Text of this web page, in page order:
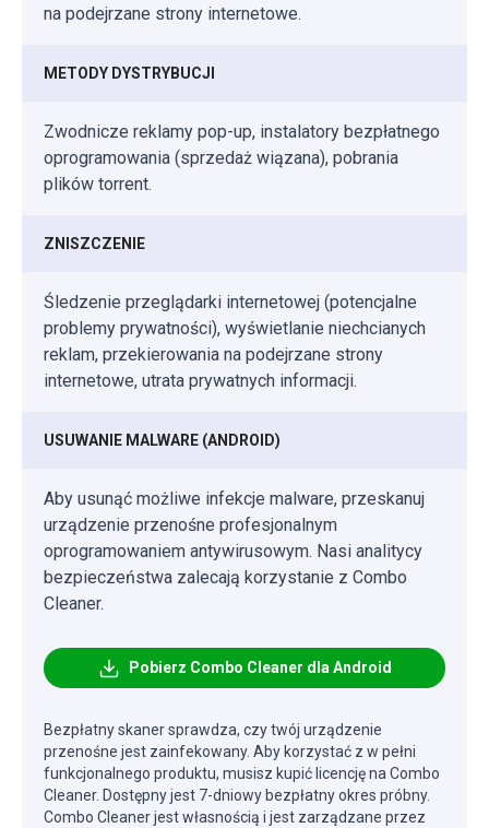
na podejrzane strony internetowe.
METODY DYSTRYBUCJI
Zwodnicze reklamy pop-up, instalatory bezpłatnego
oprogramowania (sprzedaż wiązana), pobrania
plików torrent.
ZNISZCZENIE
Śledzenie przeglądarki internetowej (potencjalne
problemy prywatności), wyświetlanie niechcianych
reklam, przekierowania na podejrzane strony
internetowe, utrata prywatnych informacji.
USUWANIE MALWARE (ANDROID)
Aby usunąć możliwe infekcje malware, przeskanuj
urządzenie przenośne profesjonalnym
oprogramowaniem antywirusowym. Nasi analitycy
bezpieczeństwa zalecają korzystanie z Combo
Cleaner.
Pobierz Combo Cleaner dla Android
Bezpłatny skaner sprawdza, czy twój urządzenie
przenośne jest zainfekowany. Aby korzystać z w pełni
funkcjonalnego produktu, musisz kupić licencję na Combo
Cleaner. Dostępny jest 7-dniowy bezpłatny okres próbny.
Combo Cleaner jest własnością i jest zarządzane przez